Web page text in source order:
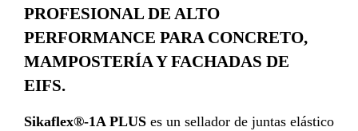
PROFESIONAL DE ALTO
PERFORMANCE PARA CONCRETO,
MAMPOSTERÍA Y FACHADAS DE
EIFS.
Sikaflex®-1A PLUS es un sellador de juntas elástico